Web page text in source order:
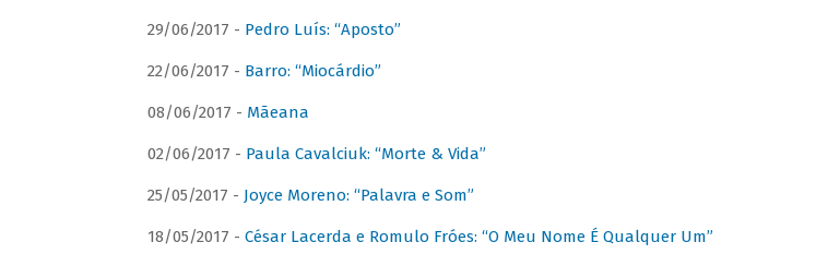
29/06/2017 - Pedro Luís: “Aposto”
22/06/2017 - Barro: “Miocárdio”
08/06/2017 - Mãeana
02/06/2017 - Paula Cavalciuk: “Morte & Vida”
25/05/2017 - Joyce Moreno: “Palavra e Som”
18/05/2017 - César Lacerda e Romulo Fróes: “O Meu Nome É Qualquer Um”